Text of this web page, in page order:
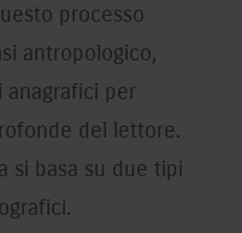
processo
antropologico,
per
del lettore.
si basa su due tipi